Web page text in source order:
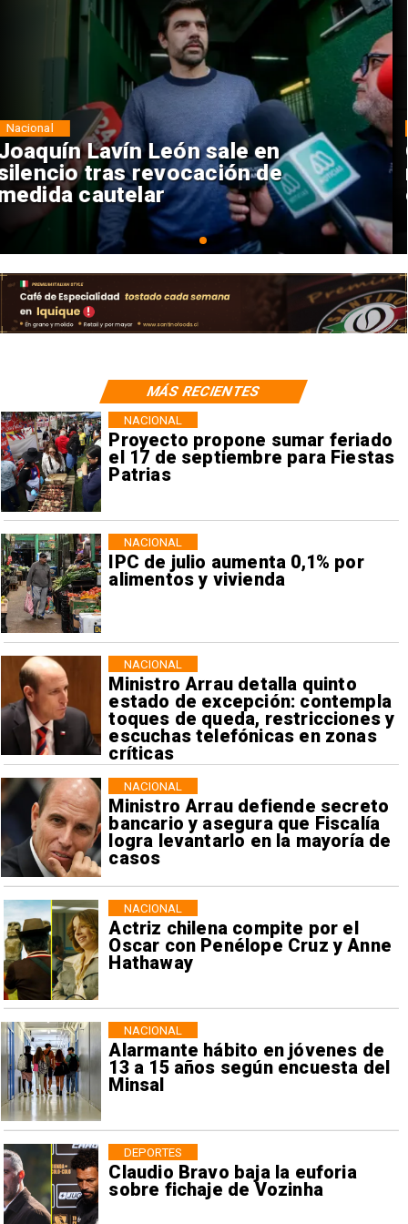
Chile y Venezuela formalizan
reinicio de relaciones
consulares
Nacional
Proyecto propone sumar feriado
el 17 de septiembre para Fiestas
Patrias
NACIONAL
IPC de julio aumenta 0,1% por
alimentos y vivienda
NACIONAL
Ministro Arrau detalla quinto
estado de excepción: contempla
toques de queda, restricciones y
escuchas telefónicas en zonas
críticas
NACIONAL
Ministro Arrau defiende secreto
bancario y asegura que Fiscalía
logra levantarlo en la mayoría de
casos
NACIONAL
Actriz chilena compite por el
Oscar con Penélope Cruz y Anne
Hathaway
NACIONAL
Alarmante hábito en jóvenes de
13 a 15 años según encuesta del
Minsal
NACIONAL
Claudio Bravo baja la euforia
sobre fichaje de Vozinha
DEPORTES
MÁS RECIENTES